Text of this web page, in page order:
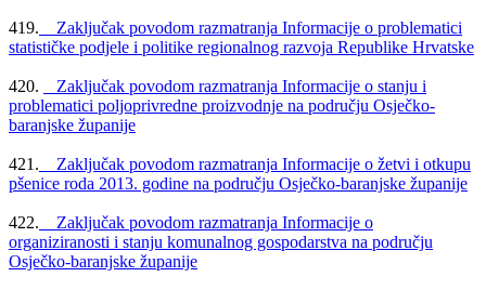
419. Zaključak povodom razmatranja Informacije o problematici
statističke podjele i politike regionalnog razvoja Republike Hrvatske
420.
Zaključak povodom razmatranja Informacije o stanju i
problematici poljoprivredne proizvodnje na području Osječko-
baranjske županije
421. Zaključak povodom razmatranja Informacije o žetvi i otkupu
pšenice roda 2013. godine na području Osječko-baranjske županije
422. Zaključak povodom razmatranja Informacije o
organiziranosti i stanju komunalnog gospodarstva na području
Osječko-baranjske županije